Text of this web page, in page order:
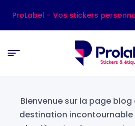
ProLabel – Vos stickers
Bienvenue sur la page blog
destination incontournable